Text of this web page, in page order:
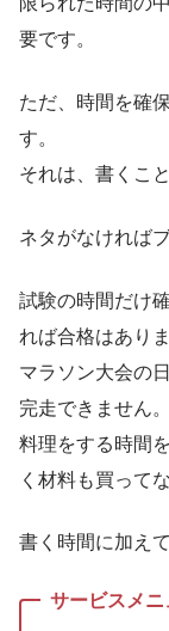
要です。
ただ、時間を確
す。
それは、書くこ
ネタがなければ
試験の時間だけ
れば合格はありま
マラソン大会の
完走できません。
料理をする時間
く材料も買って
書く時間に加え